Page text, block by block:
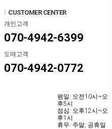
CUSTOMER CENTER
개인고객
070-4942-6399
도매고객
070-4942-0772
평일: 오전10시~오
후5시
점심: 오후12시~오
후1시
휴무: 주말, 공휴일